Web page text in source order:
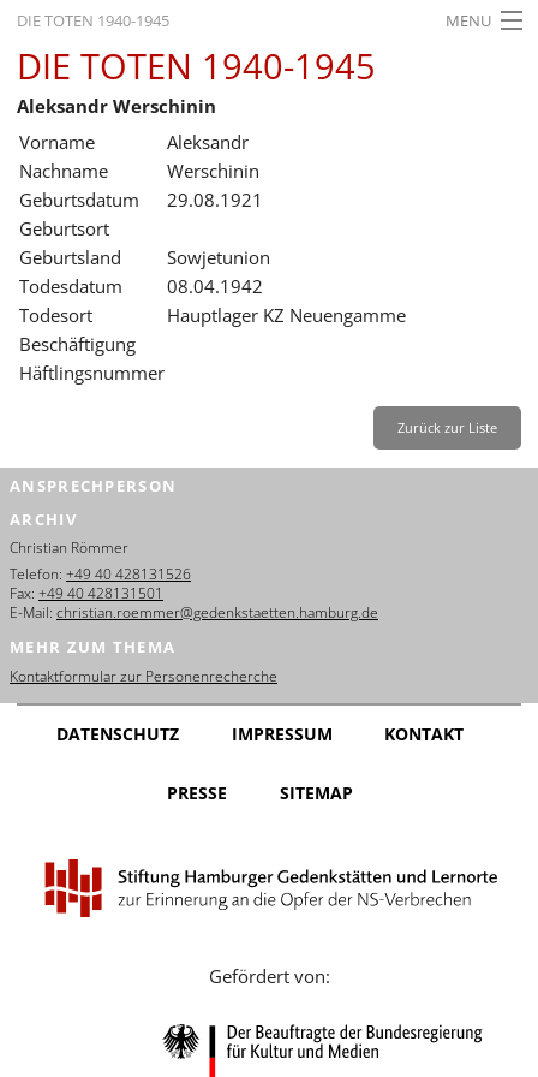
DIE TOTEN 1940-1945 MENU
STARTSEITE
AKTUELLES
AUSSTELLUNGEN
GESCHICHTE
BILDUNG
FORSCHUNG
SERVICE
Français
Dansk
Español
Nederlands
Português
Русский
Leichte Sprache
DIE TOTEN 1940-1945
Aleksandr Werschinin
Vorname
Aleksandr
Nachname
Werschinin
Geburtsdatum
29.08.1921
Geburtsort
Geburtsland
Sowjetunion
Todesdatum
08.04.1942
Todesort
Hauptlager KZ Neuengamme
Beschäftigung
Häftlingsnummer
Zurück zur Liste
ANSPRECHPERSON
ARCHIV
Christian Römmer
Telefon: +49 40 428131526
Fax: +49 40 428131501
E-Mail: christian.roemmer@gedenkstaetten.hamburg.de
MEHR ZUM THEMA
Kontaktformular zur Personenrecherche
DATENSCHUTZ IMPRESSUM KONTAKT
PRESSE SITEMAP
Gefördert von: